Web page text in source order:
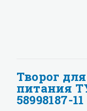
Творог
питания
58998187-11